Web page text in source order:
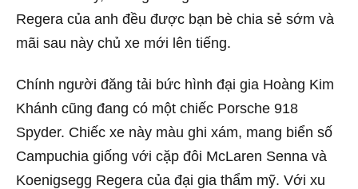
Regera của anh đều được bạn bè chia sẻ sớm và
mãi sau này chủ xe mới lên tiếng.
Chính người đăng tải bức hình đại gia Hoàng Kim
Khánh cũng đang có một chiếc Porsche 918
Spyder. Chiếc xe này màu ghi xám, mang biển số
Campuchia giống với cặp đôi McLaren Senna và
Koenigsegg Regera của đại gia thẩm mỹ. Với xu